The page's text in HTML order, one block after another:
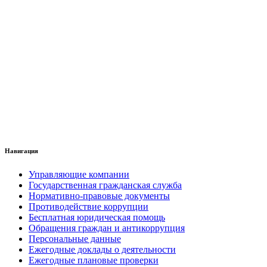
Навигация
Управляющие компании
Государственная гражданская служба
Нормативно-правовые документы
Противодействие коррупции
Бесплатная юридическая помощь
Обращения граждан и антикоррупция
Персональные данные
Ежегодные доклады о деятельности
Ежегодные плановые проверки